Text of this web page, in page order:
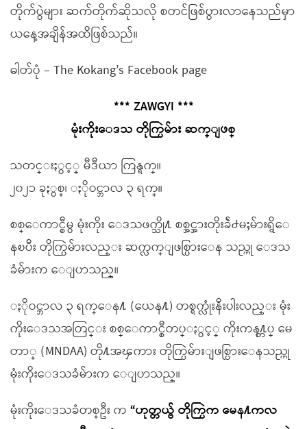
တိုက်ပွဲများ ဆက်တိုက်ဆိုသလို စတင်ဖြစ်ပွားလာနေသည်မှာ
ယနေ့အချိန်အထိဖြစ်သည်။
ဓါတ်ပုံ – The Kokang’s Facebook page
*** ZAWGYI ***
မုံးကိုးေဒသ တိုက္ပြဲမ်ား ဆက္ျဖစ္
သတင္းႏွင့္ မီဒီယာ ကြန္ရက္။
၂၀၂၁ ခုႏွစ္၊ ႏိုဝင္ဘာလ ၃ ရက္။
စစ္ေကာင္စီမွ မုံးကိုး ေဒသဖက္သို႔ စစ္အင္အားတိုးခ်ဲ႕မႈမ်ားရွိေ
နၿပီး တိုက္ပြဲမ်ားလည္း ဆက္လက္ျဖစ္ပြားေန သည္ဟု ေဒသ
ခံမ်ားက ေျပာသည္။
ႏိုဝင္ဘာလ ၃ ရက္ေန႔ (ယေန႔) တစ္ရက္လုံးနီးပါးလည္း မုံး
ကိုးေဒသအတြင္း စစ္ေကာင္စီတပ္ႏွင့္ ကိုးကန႔္တပ္ မေ
တာ္ (MNDAA) တို႔အၾကား တိုက္ပြဲမ်ားျဖစ္ပြားေနသည္ဟု
မုံးကိုးေဒသခံမ်ားက ေျပာသည္။
မုံးကိုးေဒသခံတစ္ဦး က “ဟုတ္တယ္ဗ် တိုက္ပြဲက မေန႔ကလ